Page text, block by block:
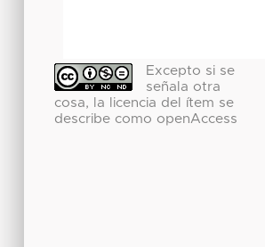
Excepto si se
señala otra
cosa, la licencia del ítem se
describe como openAccess